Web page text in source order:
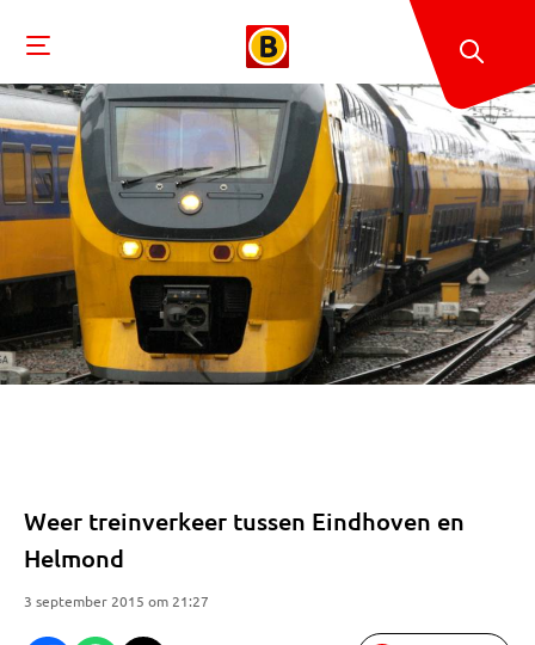
Weer treinverkeer tussen Eindhoven en
Helmond
3 september 2015 om 21:27